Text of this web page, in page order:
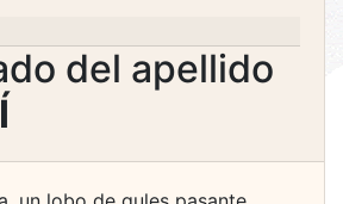
del apellido